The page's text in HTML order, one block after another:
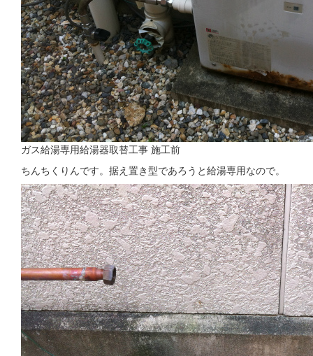
ガス給湯専用給湯器取替工事 施工前
ちんちくりんです。据え置き型であろうと給湯専用なので。